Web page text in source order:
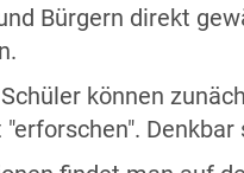
Bürgern direkt
können